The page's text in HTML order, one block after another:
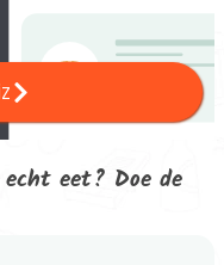
echt eet? Doe de